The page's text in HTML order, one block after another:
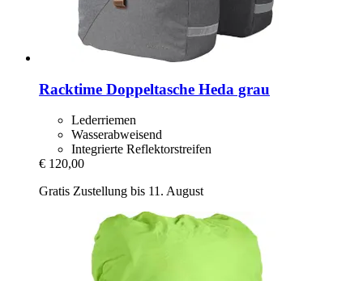
Racktime Doppeltasche Heda grau
Lederriemen
Wasserabweisend
Integrierte Reflektorstreifen
€ 120,00
Gratis Zustellung bis 11. August